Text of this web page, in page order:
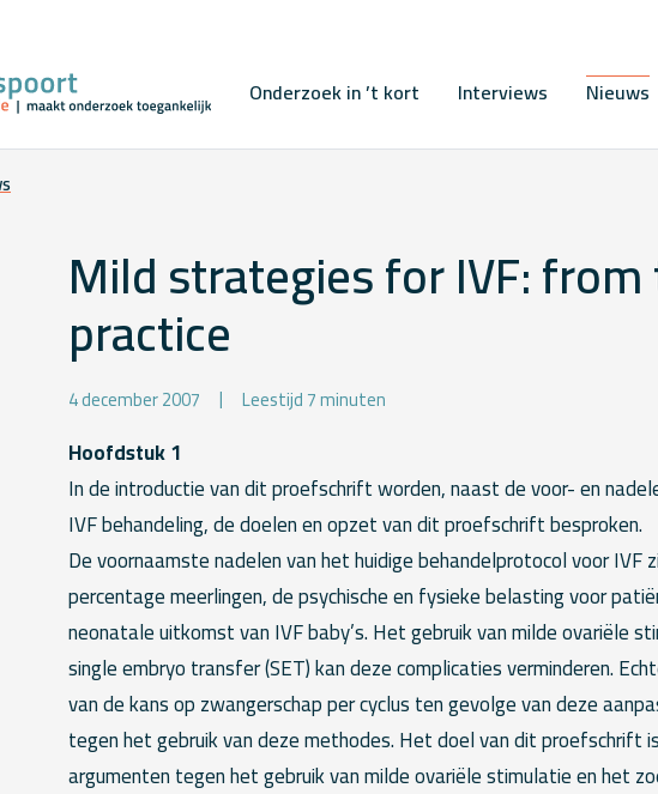
Onderzoek in ’t kort Interviews Nieuws
Mild strategies for IVF:
practice
4 december 2007 Leestijd 7 minuten
Hoofdstuk 1
In de introductie van dit proefschrift worden, naast de voor- en
IVF behandeling, de doelen en opzet van dit proefschrift besproken.
De voornaamste nadelen van het huidige behandelprotocol voor IVF
percentage meerlingen, de psychische en fysieke belasting voor
neonatale uitkomst van IVF baby’s. Het gebruik van milde ovariële
single embryo transfer (SET) kan deze complicaties verminderen.
van de kans op zwangerschap per cyclus ten gevolge van deze
tegen het gebruik van deze methodes. Het doel van dit proefschrift
argumenten tegen het gebruik van milde ovariële stimulatie en het